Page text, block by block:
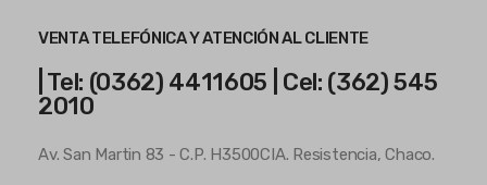
VENTA TELEFÓNICA Y ATENCIÓN AL CLIENTE
| Tel: (0362) 4411605 | Cel: (362) 545
2010
Av. San Martin 83 - C.P. H3500CIA. Resistencia, Chaco.